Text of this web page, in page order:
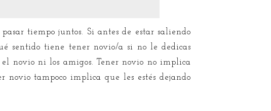
tiempo juntos. Si antes de estar saliendo
sentido tiene tener novio/a si no le dedicas
novio ni los amigos. Tener novio no implica
tampoco implica que les estés dejando